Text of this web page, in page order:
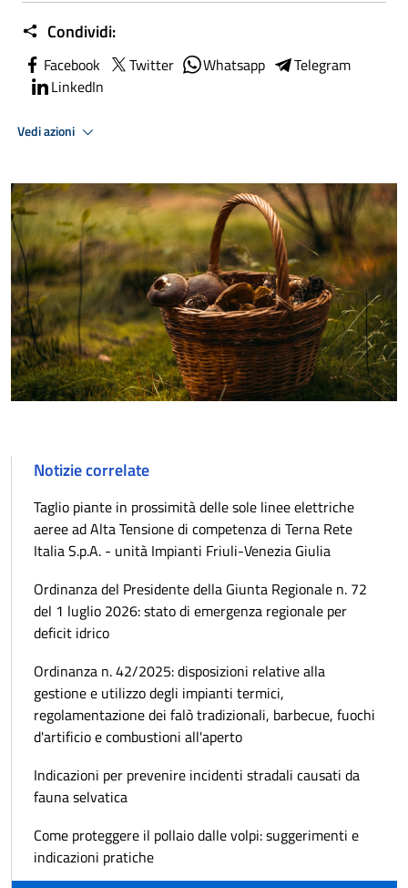
Condividi:
Facebook Twitter Whatsapp
Telegram
LinkedIn
Vedi azioni
Notizie correlate
Taglio piante in prossimità delle sole linee elettriche
aeree ad Alta Tensione di competenza di Terna Rete
Italia S.p.A. - unità Impianti Friuli-Venezia Giulia
Ordinanza del Presidente della Giunta Regionale n. 72
del 1 luglio 2026: stato di emergenza regionale per
deficit idrico
Ordinanza n. 42/2025: disposizioni relative alla
gestione e utilizzo degli impianti termici,
regolamentazione dei falò tradizionali, barbecue, fuochi
d'artificio e combustioni all'aperto
Indicazioni per prevenire incidenti stradali causati da
fauna selvatica
Come proteggere il pollaio dalle volpi: suggerimenti e
indicazioni pratiche